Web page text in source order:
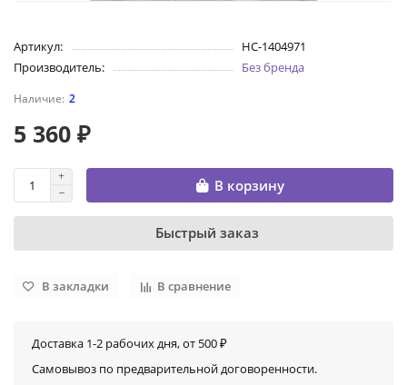
Артикул:
НС-1404971
Производитель:
Без бренда
2
5 360 ₽
В корзину
Быстрый заказ
В закладки В сравнение
Доставка 1-2 рабочих дня, от 500 ₽
Самовывоз по предварительной договоренности.